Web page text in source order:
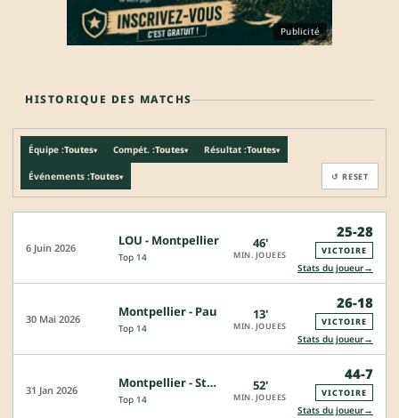
Publicité
HISTORIQUE DES MATCHS
Équipe :Toutes▾ Compét. :Toutes▾ Résultat :Toutes▾
Événements :Toutes▾ ↺ RESET
6 Juin 2026 LOU - Montpellier
Top 14
46'
MIN. JOUEES
25-28
VICTOIRE
Stats du joueur→
30 Mai 2026 Montpellier - Pau
Top 14
13'
MIN. JOUEES
26-18
VICTOIRE
Stats du joueur→
31 Jan 2026 Montpellier - Stade Français
Top 14
52'
MIN. JOUEES
44-7
VICTOIRE
Stats du joueur→